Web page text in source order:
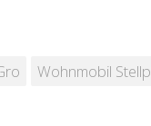
Wohnmobil